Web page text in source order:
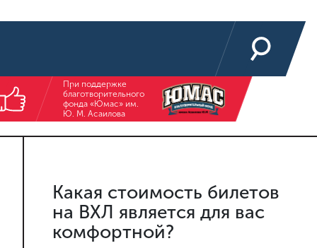
При поддержке
благотворительного
фонда «Юмас» им.
Ю. М. Асаилова
Какая стоимость билетов
на ВХЛ является для вас
комфортной?